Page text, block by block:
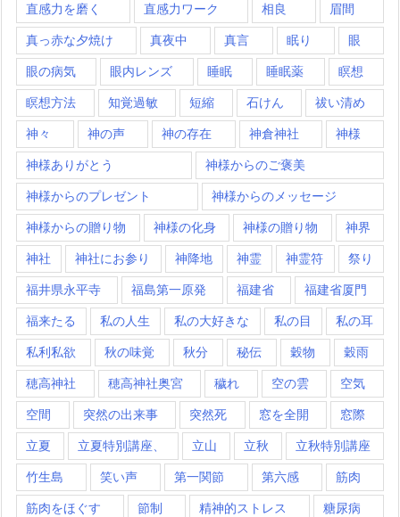
直感力を磨く 直感力ワーク 相良 眉間
真っ赤な夕焼け 真夜中 真言 眠り 眼
眼の病気 眼内レンズ 睡眠 睡眠薬 瞑想
瞑想方法 知覚過敏 短縮 石けん 祓い清め
神々 神の声 神の存在 神倉神社 神様
神様ありがとう 神様からのご褒美
神様からのプレゼント 神様からのメッセージ
神様からの贈り物 神様の化身 神様の贈り物 神界
神社 神社にお参り 神降地 神霊 神霊符 祭り
福井県永平寺 福島第一原発 福建省 福建省厦門
福来たる 私の人生 私の大好きな 私の目 私の耳
私利私欲 秋の味覚 秋分 秘伝 穀物 穀雨
穂高神社 穂高神社奥宮 穢れ 空の雲 空気
空間 突然の出来事 突然死 窓を全開 窓際
立夏 立夏特別講座、 立山 立秋 立秋特別講座
竹生島 笑い声 第一関節 第六感 筋肉
筋肉をほぐす 節制 精神的ストレス 糖尿病